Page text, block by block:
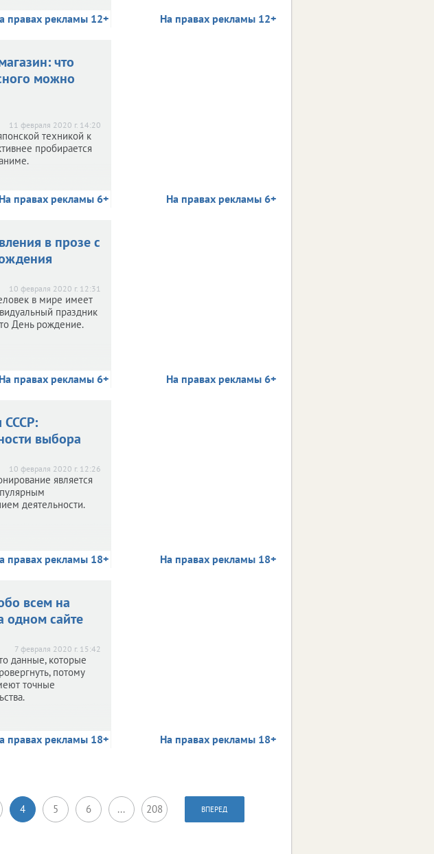
правах рекламы 12+
правах рекламы 12+ На правах рекламы 12+
На правах рекламы 6+
что
можно
11 февраля 2020 г. 14:20
техникой к
пробирается
На правах рекламы 6+ На правах рекламы 6+
На правах рекламы 6+
в прозе с
10 февраля 2020 г. 12:31
в мире имеет
праздник
День рождение.
На правах рекламы 6+ На правах рекламы 6+
правах рекламы 18+
СССР:
выбора
10 февраля 2020 г. 12:26
является
деятельности.
правах рекламы 18+ На правах рекламы 18+
правах рекламы 18+
всем на
одном сайте
7 февраля 2020 г. 15:42
данные, которые
потому
точные
правах рекламы 18+ На правах рекламы 18+
4 5 6 ... 208 ВПЕРЕД